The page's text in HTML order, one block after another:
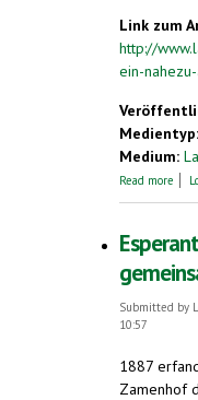
Link zum
http://
ein-
Medientyp:
Medium:
Read more
Submitted by
10:57
1887
Zamenhof